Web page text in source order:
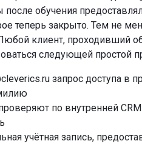
обучения
теперь закрыто. Тем не
клиент, проходивший
следующей простой
запрос доступа в
по внутренней
учётная запись,